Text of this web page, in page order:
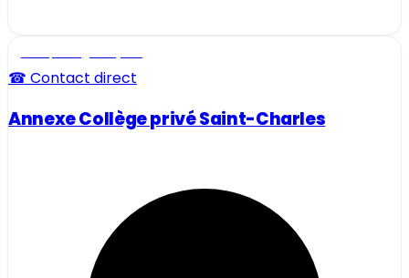
☎ Contact direct
Annexe Collège privé Saint-Charles